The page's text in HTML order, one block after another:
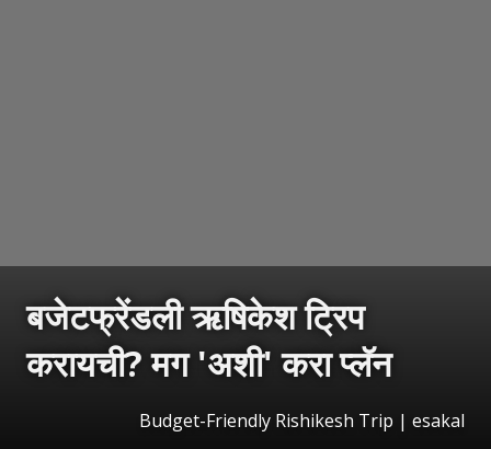
बजेटफ्रेंडली ऋषिकेश ट्रिप
करायची? मग 'अशी' करा प्लॅन
Budget-Friendly Rishikesh Trip | esakal